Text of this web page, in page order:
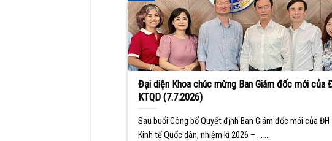
Đại diện Khoa chúc mừng Ban Giám đốc mới của
KTQD (7.7.2026)
Sau buổi Công bố Quyết định Ban Giám đốc mới của ĐH
Kinh tế Quốc dân, nhiệm kì 2026 – ... ...